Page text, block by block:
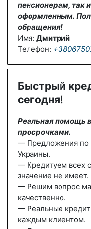
пенсионерам, так
оформленным.
обращения!
Имя: Дмитрий
Телефон:
Быстрый
сегодня!
Реальная помощь
просрочками.
— Предложения по
Украины.
— Кредитуем всех
значение не имеет.
— Решим вопрос
качественно.
— Реальные
каждым клиентом.